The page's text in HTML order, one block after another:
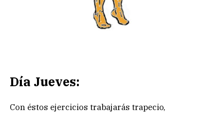
Día Jueves:
Con éstos ejercicios trabajarás trapecio,